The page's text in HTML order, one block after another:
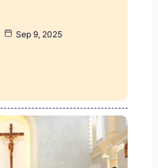
Sep 9, 2025